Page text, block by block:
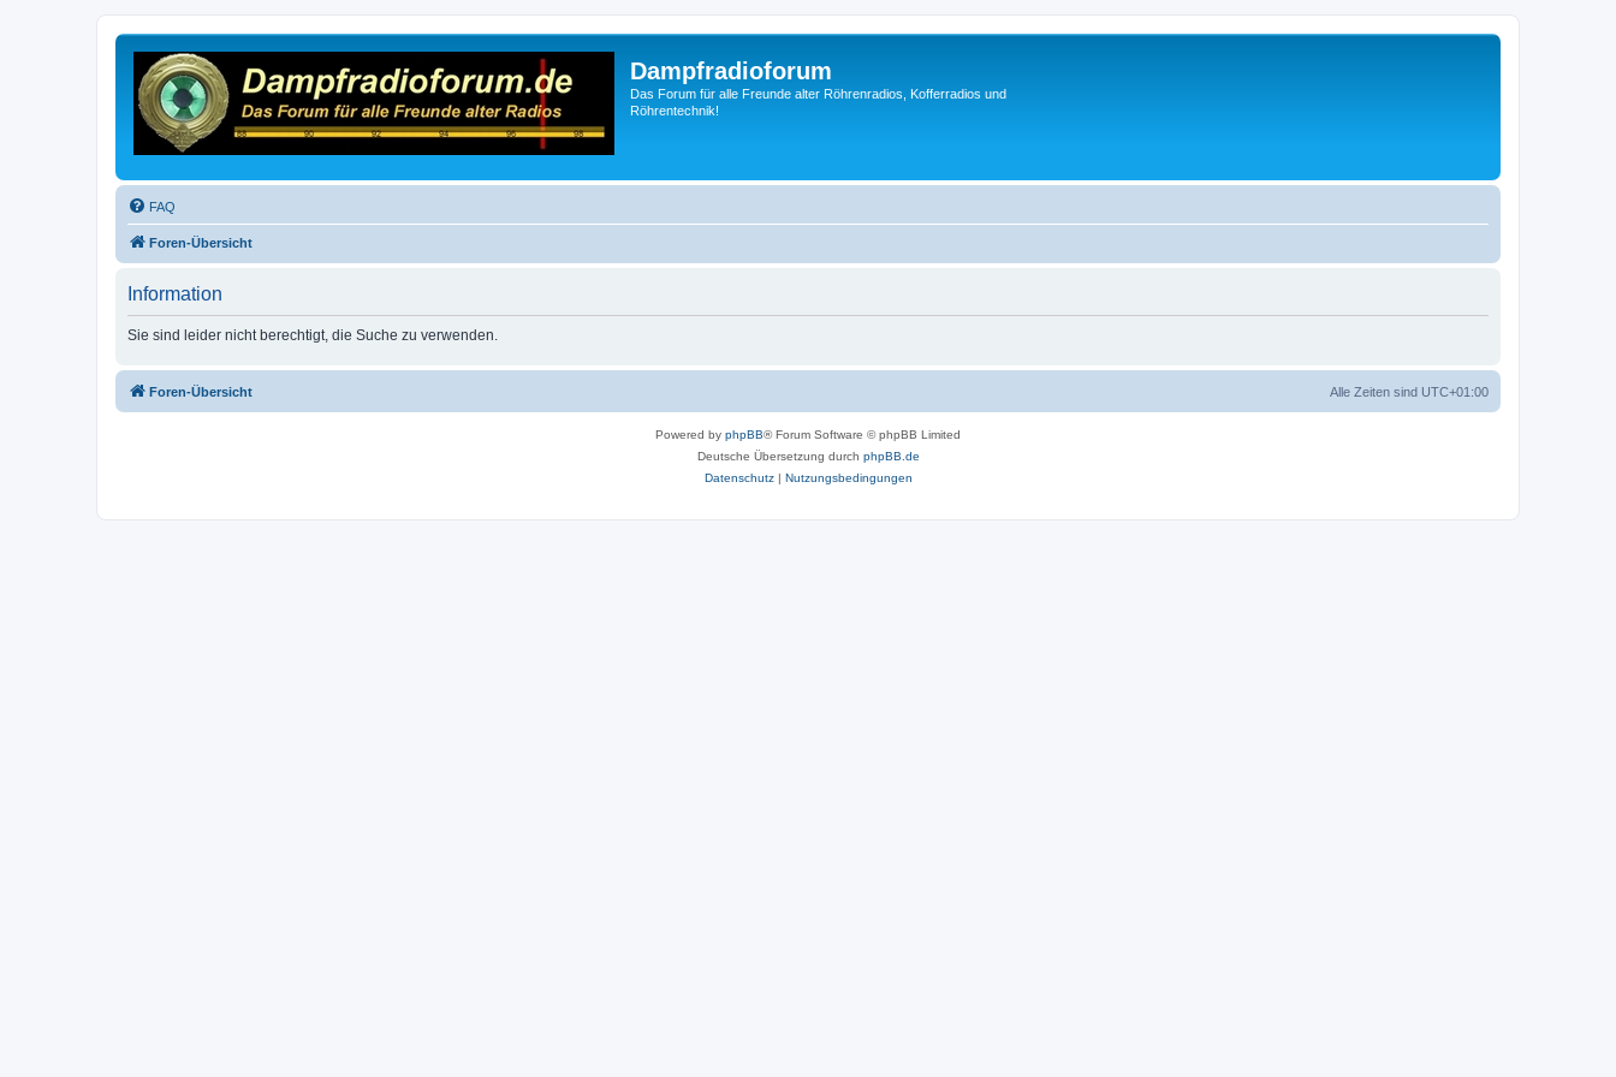
Dampfradioforum
Das Forum für alle Freunde alter Röhrenradios, Kofferradios und
Röhrentechnik!
FAQ
Foren-Übersicht
Information
Sie sind leider nicht berechtigt, die Suche zu verwenden.
Foren-Übersicht Alle Zeiten sind UTC+01:00
Powered by phpBB® Forum Software © phpBB Limited
Deutsche Übersetzung durch phpBB.de
Datenschutz| Nutzungsbedingungen